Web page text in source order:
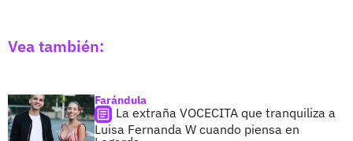
Vea también:
Farándula
La extraña VOCECITA que tranquiliza a
Luisa Fernanda W cuando piensa en